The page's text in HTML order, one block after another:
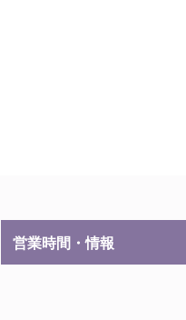
営業時間・情報